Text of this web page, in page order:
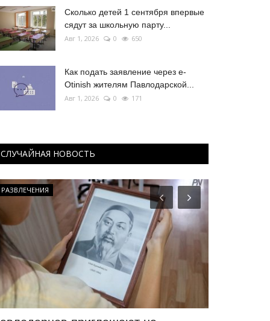
Сколько детей 1 сентября впервые
сядут за школьную парту...
Авг 1, 2026 0 650
Как подать заявление через e-
Otinish жителям Павлодарской...
Авг 1, 2026 0 171
СЛУЧАЙНАЯ НОВОСТЬ
РАЗВЛЕЧЕНИЯ